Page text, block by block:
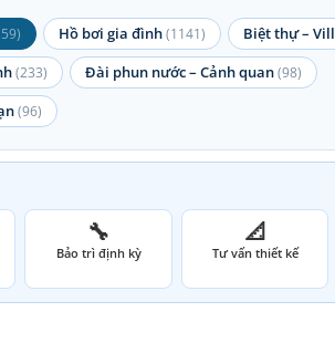
Hồ bơi gia đình(1141) Biệt thự –
(233) Đài phun nước – Cảnh quan(98)
(96)
🔧
Bảo trì định kỳ
📐
Tư vấn thiết kế